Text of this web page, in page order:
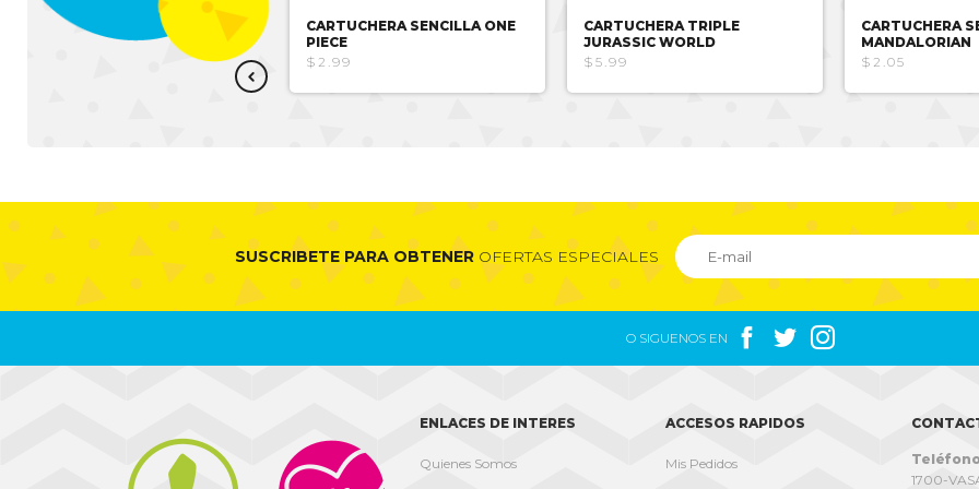
CARTUCHERA DOBLE KUROMI
CARTUCHERA SENCILLA ONE
PIECE
$2.99
CARTUCHERA TRIPLE
JURASSIC WORLD
$5.99
CARTUCHERA
MANDALORIAN
$2.05
SUSCRIBETE PARA OBTENEROFERTAS ESPECIALES
O SIGUENOS EN   
ENLACES DE INTERES
Quienes Somos
ACCESOS RAPIDOS
Mis Pedidos
1700-